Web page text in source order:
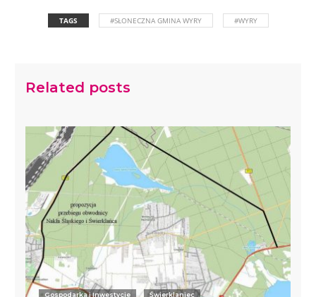
TAGS #SŁONECZNA GMINA WYRY #WYRY
Related posts
Gospodarka i Inwestycje Świerklaniec